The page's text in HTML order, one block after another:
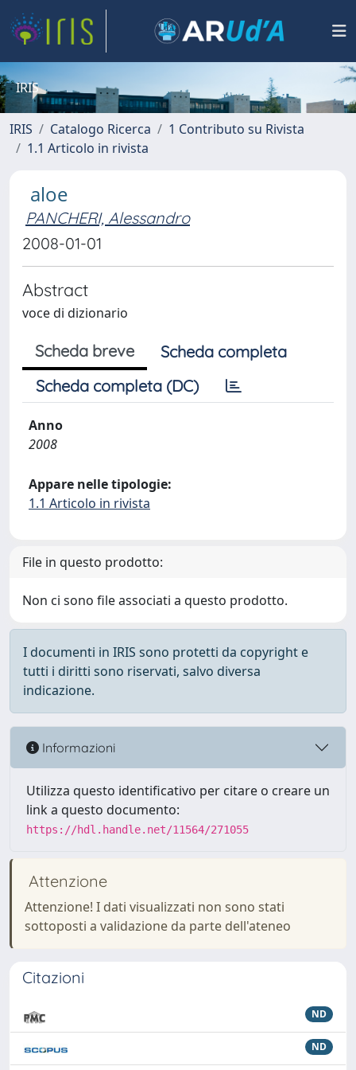
IRIS
IRIS Catalogo Ricerca
1 Contributo su Rivista
1.1 Articolo in rivista
aloe
PANCHERI, Alessandro
2008-01-01
Abstract
voce di dizionario
Scheda breve
Scheda completa
Scheda completa (DC)
Anno
2008
Appare nelle tipologie:
1.1 Articolo in rivista
File in questo prodotto:
Non ci sono file associati a questo prodotto.
I documenti in IRIS sono protetti da copyright e
tutti i diritti sono riservati, salvo diversa
indicazione.
Informazioni
Utilizza questo identificativo per citare o creare un
link a questo documento:
https://hdl.handle.net/11564/271055
Attenzione
Attenzione! I dati visualizzati non sono stati
sottoposti a validazione da parte dell'ateneo
Citazioni
ND
ND